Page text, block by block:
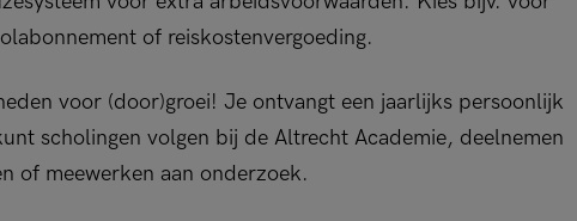
of reiskostenvergoeding.
voor (door)groei! Je ontvangt een jaarlijks persoonlijk
scholingen volgen bij de Altrecht Academie, deelnemen
of meewerken aan onderzoek.